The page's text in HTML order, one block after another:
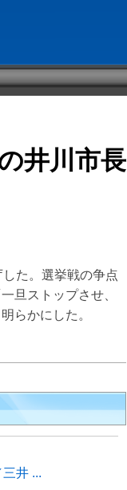
井川市長
た。選挙戦の争点
旦ストップさせ、
らかにした。
井 ...